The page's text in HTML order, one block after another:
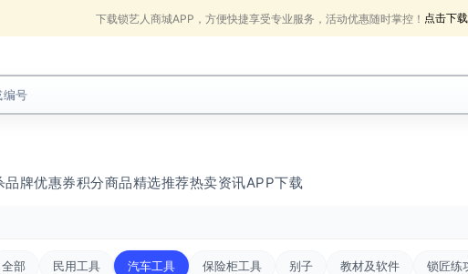
下载锁艺人商城APP，方便快捷享受专业服务，活动优惠随时掌控！ 点击下载
品牌优惠券积分商品精选推荐热卖资讯APP下载
全部 民用工具 汽车工具 保险柜工具 别子 教材及软件 锁匠练